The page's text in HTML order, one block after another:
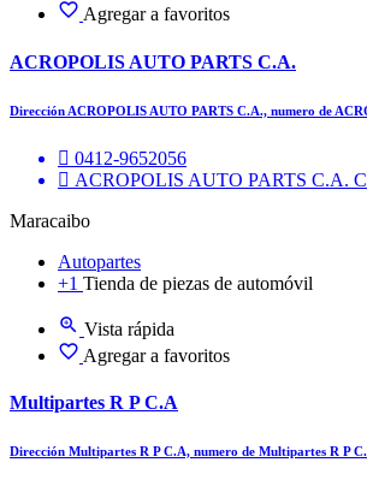
Agregar a favoritos
ACROPOLIS AUTO PARTS C.A.
Dirección ACROPOLIS AUTO PARTS C.A., numero de
0412-9652056
ACROPOLIS AUTO PARTS C.A.
Maracaibo
Autopartes
+1 Tienda de piezas de automóvil
Vista rápida
Agregar a favoritos
Multipartes R P C.A
Dirección Multipartes R P C.A, numero de Multipartes R P